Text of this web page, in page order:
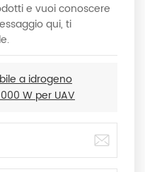
e vuoi conoscere
qui, ti
a idrogeno
W per UAV